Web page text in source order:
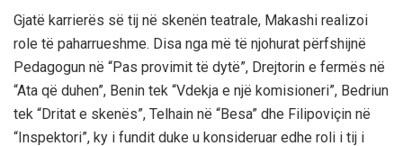
Gjatë karrierës së tij në skenën teatrale, Makashi realizoi
role të paharrueshme. Disa nga më të njohurat përfshijnë
Pedagogun në “Pas provimit të dytë”, Drejtorin e fermës në
“Ata që duhen”, Benin tek “Vdekja e një komisioneri”, Bedriun
tek “Dritat e skenës”, Telhain në “Besa” dhe Filipoviçin në
“Inspektori”, ky i fundit duke u konsideruar edhe roli i tij i